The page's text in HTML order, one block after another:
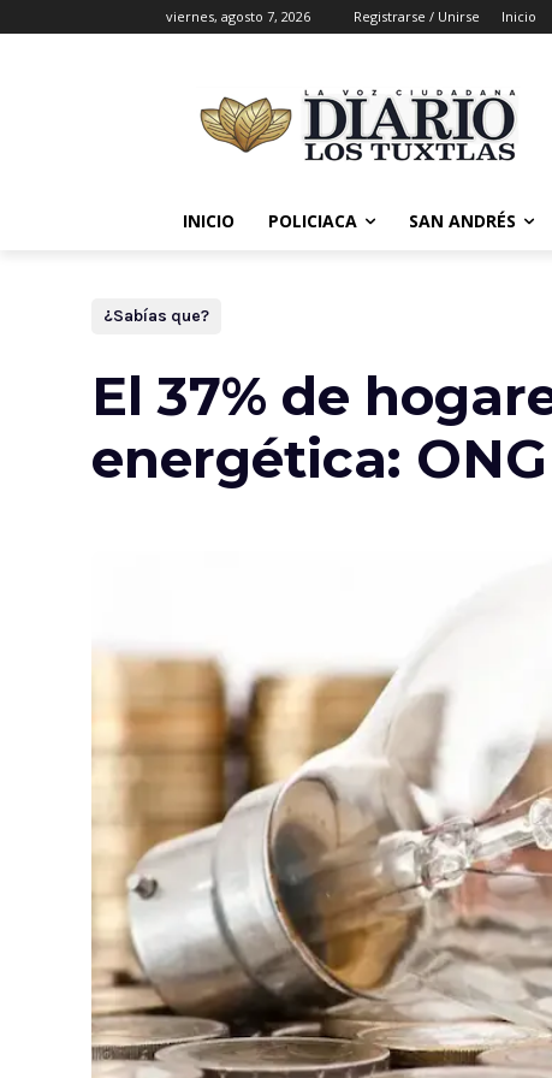
viernes, agosto 7, 2026 Registrarse / Unirse Inicio
INICIO POLICIACA SAN ANDRÉS
¿Sabías que?
El 37% de
energética: ONG